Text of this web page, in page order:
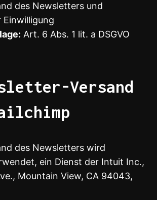
des Newsletters und
Einwilligung
Art. 6 Abs. 1 lit. a DSGVO
Versand
des Newsletters wird
ein Dienst der Intuit Inc.,
Mountain View, CA 94043,